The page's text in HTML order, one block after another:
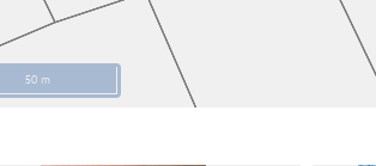
50 m